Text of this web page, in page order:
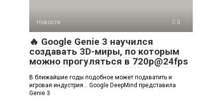
Новости 0
🔥 Google Genie 3 научился
создавать 3D-миры, по которым
можно прогуляться в 720p@24fps
В ближайшие годы подобное может подхватить и
игровая индустрия… Google DeepMind представила
Genie 3